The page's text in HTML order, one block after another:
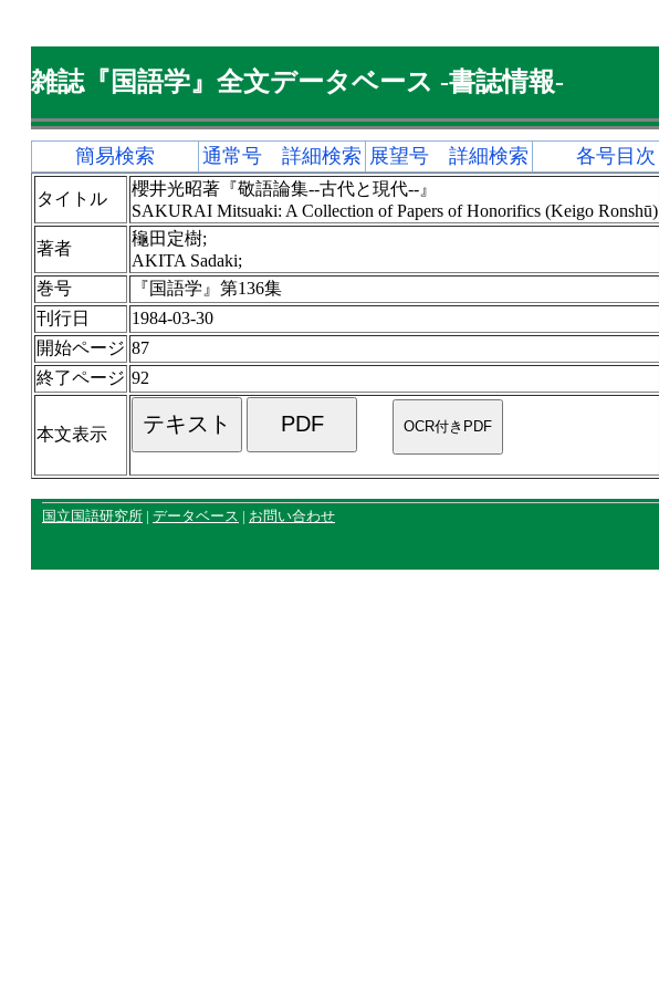
雑誌『国語学』全文データベース -書誌情報-
簡易検索 通常号 詳細検索 展望号 詳細検索 各号目次
タイトル
櫻井光昭著『敬語論集--古代と現代--』
SAKURAI Mitsuaki: A Collection of Papers of Honorifics (Keigo Ronshū)
著者
龝田定樹;
AKITA Sadaki;
巻号
『国語学』第136集
刊行日
1984-03-30
開始ページ 87
終了ページ 92
本文表示
国立国語研究所 | データベース | お問い合わせ